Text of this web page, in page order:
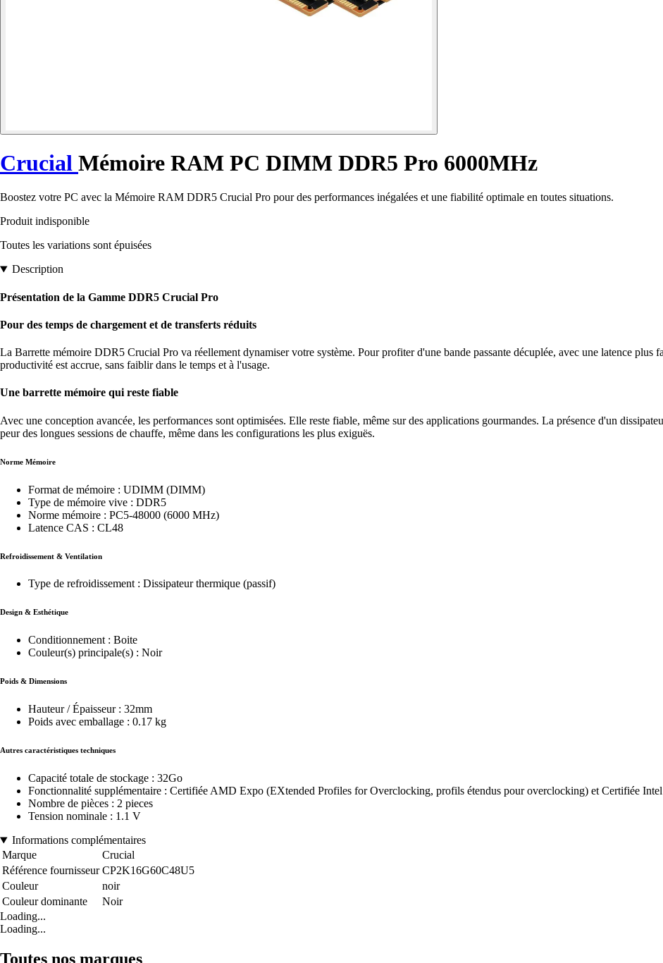
Crucial Mémoire RAM PC DIMM DDR5 Pro 6000MHz
Boostez votre PC avec la Mémoire RAM DDR5 Crucial Pro pour des performances inégalées et une fiabilité optimale en toutes situations.
Produit indisponible
Toutes les variations sont épuisées
Description
Présentation de la Gamme DDR5 Crucial Pro
Pour des temps de chargement et de transferts réduits
La Barrette mémoire DDR5 Crucial Pro va réellement dynamiser votre système. Pour profiter d'une bande passante décuplée, avec une latence plus
productivité est accrue, sans faiblir dans le temps et à l'usage.
Une barrette mémoire qui reste fiable
Avec une conception avancée, les performances sont optimisées. Elle reste fiable, même sur des applications gourmandes. La présence d'un
peur des longues sessions de chauffe, même dans les configurations les plus exiguës.
Norme Mémoire
Format de mémoire : UDIMM (DIMM)
Type de mémoire vive : DDR5
Norme mémoire : PC5-48000 (6000 MHz)
Latence CAS : CL48
Refroidissement & Ventilation
Type de refroidissement : Dissipateur thermique (passif)
Design & Esthétique
Conditionnement : Boite
Couleur(s) principale(s) : Noir
Poids & Dimensions
Hauteur / Épaisseur : 32mm
Poids avec emballage : 0.17 kg
Autres caractéristiques techniques
Capacité totale de stockage : 32Go
Fonctionnalité supplémentaire : Certifiée AMD Expo (EXtended Profiles for Overclocking, profils étendus pour overclocking) et Certifiée
Nombre de pièces : 2 pieces
Tension nominale : 1.1 V
Informations complémentaires
Marque
Crucial
Référence fournisseur CP2K16G60C48U5
Couleur
noir
Couleur dominante
Noir
Loading...
Loading...
Toutes nos marques